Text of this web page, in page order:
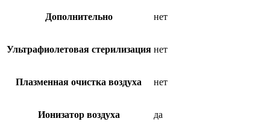
Дополнительно нет
Ультрафиолетовая стерилизация нет
Плазменная очистка воздуха нет
Ионизатор воздуха да